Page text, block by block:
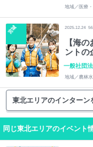
地域／医療
宮城 2025.12.24
【海
ントの
一般社団
地域／農林
東北エリアのインターン
同じ東北エリアのイベント